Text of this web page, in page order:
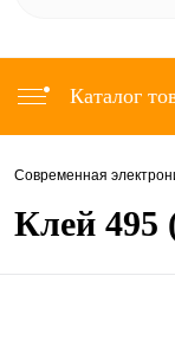
Каталог
Современная
Клей 495